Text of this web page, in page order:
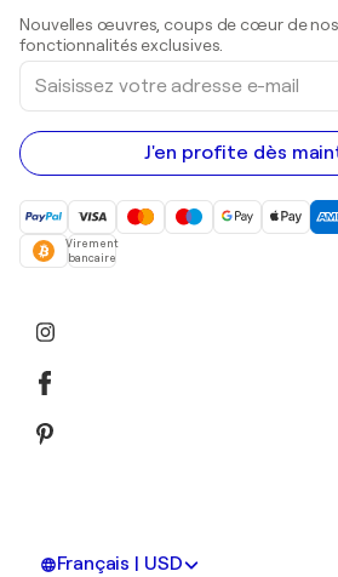
Peintures acryliques
Nouvelles œuvres, coups de cœur de
fonctionnalités exclusives.
Saisissez
votre
adresse
e-
mail
J'en profite dès
Virement
bancaire
Français | USD